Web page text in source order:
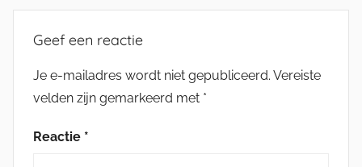
Geef een reactie
Je e-mailadres wordt niet gepubliceerd. Vereiste
velden zijn gemarkeerd met *
Reactie *